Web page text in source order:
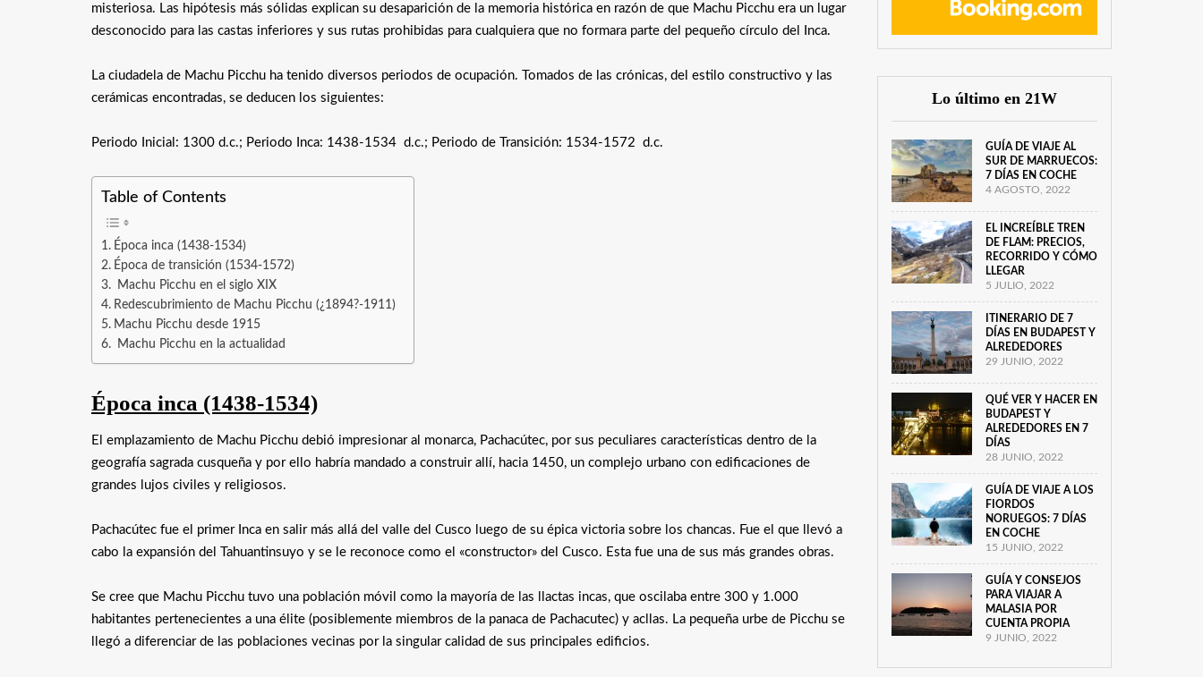
misteriosa. Las hipótesis más sólidas explican su desaparición de la memoria histórica en razón de que Machu Picchu era un lugar
desconocido para las castas inferiores y sus rutas prohibidas para cualquiera que no formara parte del pequeño círculo del Inca.
La ciudadela de Machu Picchu ha tenido diversos periodos de ocupación. Tomados de las crónicas, del estilo constructivo y las
cerámicas encontradas, se deducen los siguientes:
Periodo Inicial: 1300 d.c.; Periodo Inca: 1438-1534 d.c.; Periodo de Transición: 1534-1572 d.c.
Table of Contents
Época inca (1438-1534)
Época de transición (1534-1572)
Machu Picchu en el siglo XIX
Redescubrimiento de Machu Picchu (¿1894?-1911)
Machu Picchu desde 1915
Machu Picchu en la actualidad
Época inca (1438-1534)
El emplazamiento de Machu Picchu debió impresionar al monarca, Pachacútec, por sus peculiares características dentro de la
geografía sagrada cusqueña y por ello habría mandado a construir allí, hacia 1450, un complejo urbano con edificaciones de
grandes lujos civiles y religiosos.
Pachacútec fue el primer Inca en salir más allá del valle del Cusco luego de su épica victoria sobre los chancas. Fue el que llevó a
cabo la expansión del Tahuantinsuyo y se le reconoce como el «constructor» del Cusco. Esta fue una de sus más grandes obras.
Se cree que Machu Picchu tuvo una población móvil como la mayoría de las llactas incas, que oscilaba entre 300 y 1.000
habitantes pertenecientes a una élite (posiblemente miembros de la panaca de Pachacutec) y acllas. La pequeña urbe de Picchu se
llegó a diferenciar de las poblaciones vecinas por la singular calidad de sus principales edificios.
Lo último en 21W
GUÍA DE VIAJE AL
SUR DE MARRUECOS:
7 DÍAS EN COCHE
4 AGOSTO, 2022
EL INCREÍBLE TREN
DE FLAM: PRECIOS,
RECORRIDO Y CÓMO
LLEGAR
5 JULIO, 2022
ITINERARIO DE 7
DÍAS EN BUDAPEST Y
ALREDEDORES
29 JUNIO, 2022
QUÉ VER Y HACER EN
BUDAPEST Y
ALREDEDORES EN 7
DÍAS
28 JUNIO, 2022
GUÍA DE VIAJE A LOS
FIORDOS
NORUEGOS: 7 DÍAS
EN COCHE
15 JUNIO, 2022
GUÍA Y CONSEJOS
PARA VIAJAR A
MALASIA POR
CUENTA PROPIA
9 JUNIO, 2022